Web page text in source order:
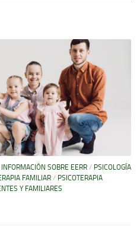
INFORMACIÓN SOBRE EERR / PSICOLOGÍA
FAMILIAR / PSICOTERAPIA
Y FAMILIARES